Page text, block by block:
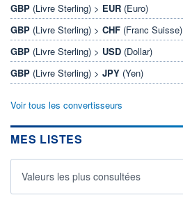
GBP (Livre Sterling) > EUR (Euro)
GBP (Livre Sterling) > CHF (Franc Suisse)
GBP (Livre Sterling) > USD (Dollar)
GBP (Livre Sterling) > JPY (Yen)
Voir tous les convertisseurs
MES LISTES
Valeurs les plus consultées